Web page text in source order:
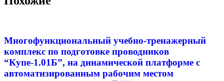
Многофункциональный учебно-тренажерный
комплекс по подготовке проводников
“Купе-1.01Б”, на динамической платформе с
автоматизированным рабочим местом